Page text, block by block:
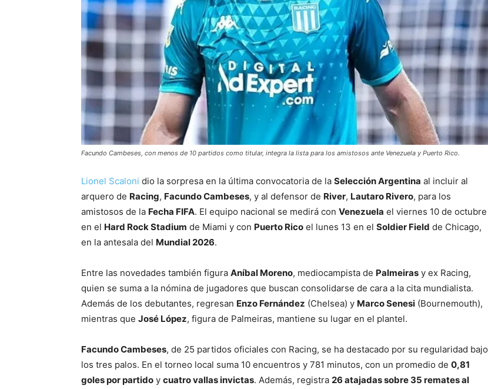
Argentina
Facundo Cambeses, con menos de 10 partidos como titular, integra la lista para los amistosos ante Venezuela y Puerto Rico.
Lionel Scaloni dio la sorpresa en la última convocatoria de la Selección Argentina al incluir al
arquero de Racing, Facundo Cambeses, y al defensor de River, Lautaro Rivero, para los
amistosos de la Fecha FIFA. El equipo nacional se medirá con Venezuela el viernes 10 de octubre
en el Hard Rock Stadium de Miami y con Puerto Rico el lunes 13 en el Soldier Field de Chicago,
en la antesala del Mundial 2026.
Entre las novedades también figura Aníbal Moreno, mediocampista de Palmeiras y ex Racing,
quien se suma a la nómina de jugadores que buscan consolidarse de cara a la cita mundialista.
Además de los debutantes, regresan Enzo Fernández (Chelsea) y Marco Senesi (Bournemouth),
mientras que José López, figura de Palmeiras, mantiene su lugar en el plantel.
Facundo Cambeses, de 25 partidos oficiales con Racing, se ha destacado por su regularidad bajo
los tres palos. En el torneo local suma 10 encuentros y 781 minutos, con un promedio de 0,81
goles por partido y cuatro vallas invictas. Además, registra 26 atajadas sobre 35 remates al